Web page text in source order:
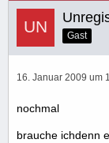
Gast
16. Januar 2009 um
nochmal
brauche ichdenn